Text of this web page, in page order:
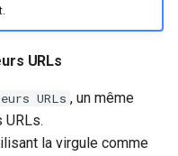
URLs
URLs , un même
la virgule comme